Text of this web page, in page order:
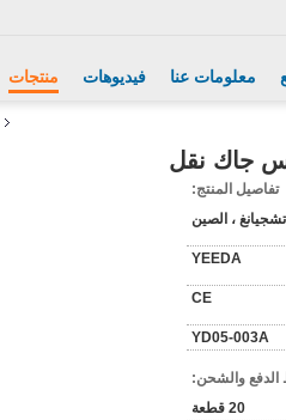
منتجات فيديوهات معلومات عنا
تفاصيل المنتج:
تشجيانغ ، الصين
YEEDA
CE
YD05-003A
والشحن:
20 قطعة